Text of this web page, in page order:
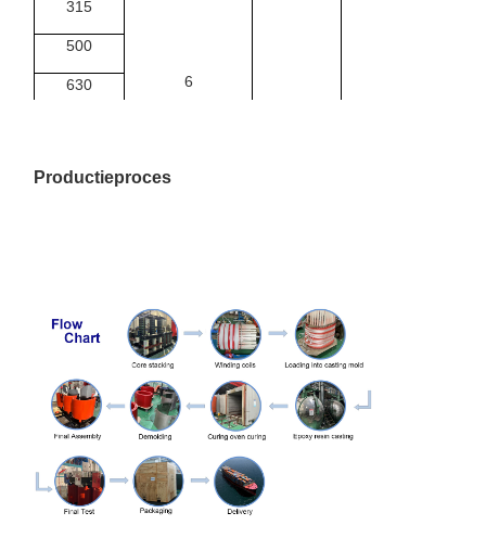
6
315
500
630
Productieproces